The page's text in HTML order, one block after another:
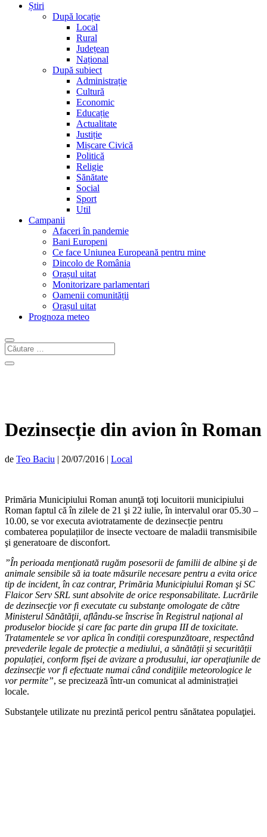
Știri
După locație
Local
Rural
Județean
Național
După subiect
Administrație
Cultură
Economic
Educație
Actualitate
Justiție
Mișcare Civică
Politică
Religie
Sănătate
Social
Sport
Util
Campanii
Afaceri în pandemie
Bani Europeni
Ce face Uniunea Europeană pentru mine
Dincolo de România
Orașul uitat
Monitorizare parlamentari
Oamenii comunității
Orașul uitat
Prognoza meteo
Dezinsecție din avion în Roman
de Teo Baciu | 20/07/2016 | Local
Primăria Municipiului Roman anunţă toţi locuitorii municipiului
Roman faptul că în zilele de 21 şi 22 iulie, în intervalul orar 05.30 –
10.00, se vor executa aviotratamente de dezinsecție pentru
combaterea populațiilor de insecte vectoare de maladii transmisibile
şi generatoare de disconfort.
”În perioada menţionată rugăm posesorii de familii de albine şi de
animale sensibile să ia toate măsurile necesare pentru a evita orice
tip de incident, în caz contrar, Primăria Municipiului Roman şi SC
Flaicor Serv SRL sunt absolvite de orice responsabilitate. Lucrările
de dezinsecţie vor fi executate cu substanţe omologate de către
Ministerul Sănătăţii, aflându-se înscrise în Registrul naţional al
produselor biocide şi care fac parte din grupa III de toxicitate.
Tratamentele se vor aplica în condiții corespunzătoare, respectând
prevederile legale de protecție a mediului, a sănătății și securității
populației, conform fişei de avizare a produsului, iar operaţiunile de
dezinsecţie vor fi efectuate numai când condiţiile meteorologice le
vor permite”, se precizează într-un comunicat al administrației
locale.
Substanţele utilizate nu prezintă pericol pentru sănătatea populaţiei.